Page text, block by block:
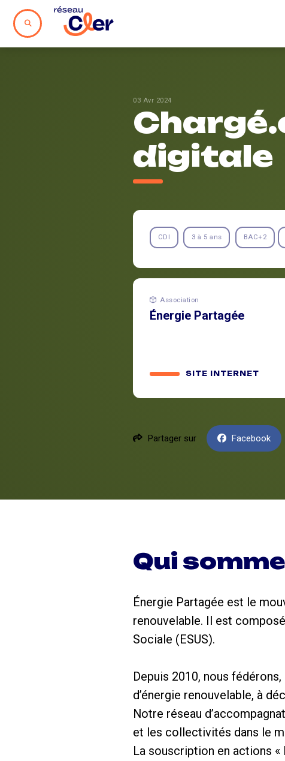
03 Avr 2024
digitale
CDI 3 à 5 ans BAC+2
Association
Énergie Partagée
SITE INTERNET
Partager sur Facebook
Qui
Énergie Partagée est le
renouvelable. Il est
Sociale (ESUS).
Depuis 2010, nous
d’énergie renouvelable, à
Notre réseau
et les collectivités dans le
La souscription en actions